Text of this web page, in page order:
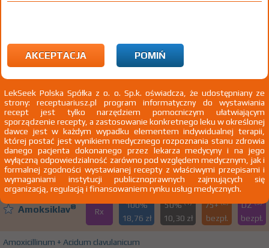
J02 Ostre zapalenie gardła
J02.9 Ostre zapalenie gardła, nieokreślone
Amoclan
100%
31,39 zł
Amoxicillinum + Acidum clavulanicum
tabl. powl. 1 g 14 szt. Doustnie Hikma Farmaceutica Lda.
Amoksiklav® Rx
100%
18,76 zł
50%(1)
10,30 zł
75+(2)
bezpł.
DZ(3)
bezpł.
Amoxicillinum + Acidum clavulanicum
AKCEPTACJA POMIŃ
LekSeek Polska Spółka z o. o. Sp.k. oświadcza, że udostępniany ze
strony: receptuariusz.pl program informatyczny do wystawiania
recept jest tylko narzędziem pomocniczym ułatwiającym
sporządzenie recepty, a zastosowanie konkretnego leku w określonej
dawce jest w każdym wypadku elementem indywidualnej terapii,
której postać jest wynikiem medycznego rozpoznania stanu zdrowia
danego pacjenta dokonanego przez lekarza medycyny i na jego
wyłączną odpowiedzialność zarówno pod względem medycznym, jak i
formalnej zgodności wystawianej recepty z właściwymi przepisami i
wymaganiami instytucji publicznoprawnych zajmujących się
organizacją, regulacją i finansowaniem rynku usług medycznych.